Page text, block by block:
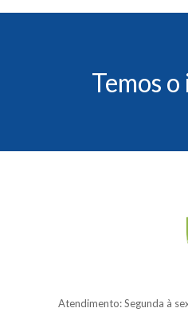
Temos
Atendimento: Segunda à